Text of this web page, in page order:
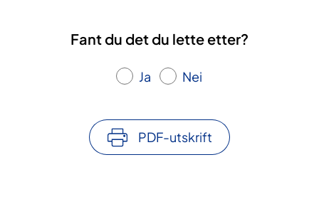
Fant du det du lette etter?
Ja Nei
PDF-utskrift